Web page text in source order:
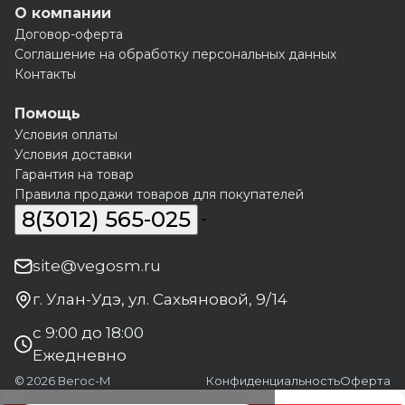
О компании
Договор-оферта
Соглашение на обработку персональных данных
Контакты
Помощь
Условия оплаты
Условия доставки
Гарантия на товар
Правила продажи товаров для покупателей
8(3012) 565-025
site@vegosm.ru
г. Улан-Удэ, ул. Сахьяновой, 9/14
с 9:00 до 18:00
Ежедневно
© 2026 Вегос-М КонфиденциальностьОферта